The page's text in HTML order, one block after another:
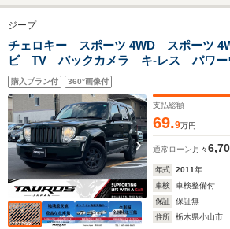
ロット 禁煙車
ート 純正19イ
アルミ コーナ
LEDヘッド ビ
ンETC
ジープ
チェロキー スポーツ 4WD スポーツ
ビ TV バックカメラ キ-レス パワー
ワ-ステアリング(ナチュラルグリ-ンパール
購入プラン付 360°画像付
支払総額
69.9万円
通常ローン 月々
年式 2011年
車検
車検整備付
保証
保証無
住所
栃木県小山市